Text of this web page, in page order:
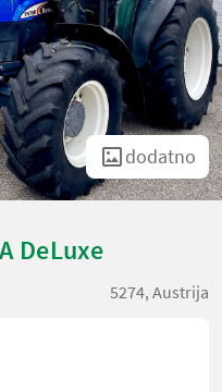
dodatno
DeLuxe
5274, Austrija